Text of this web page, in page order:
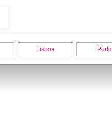
Lisboa Porto